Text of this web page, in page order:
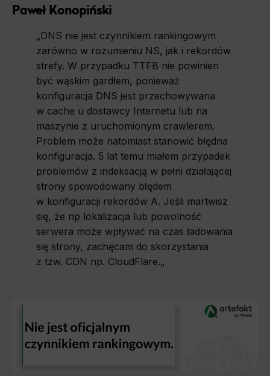
Paweł Konopiński
„DNS nie jest czynnikiem rankingowym
zarówno w rozumieniu NS, jak i rekordów
strefy. W przypadku TTFB nie powinien
być wąskim gardłem, ponieważ
konfiguracja DNS jest przechowywana
w cache u dostawcy Internetu lub na
maszynie z uruchomionym crawlerem.
Problem może natomiast stanowić błędna
konfiguracja. 5 lat temu miałem przypadek
problemów z indeksacją w pełni działającej
strony spowodowany błędem
w konfiguracji rekordów A. Jeśli martwisz
się, że np lokalizacja lub powolność
serwera może wpływać na czas ładowania
się strony, zachęcam do skorzystania
z tzw. CDN np. CloudFlare.„